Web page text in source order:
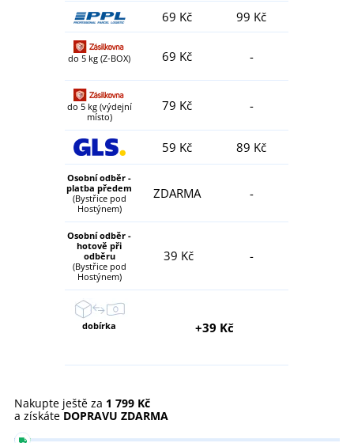
69 Kč
99 Kč
do 5 kg (Z-BOX) 69 Kč -
do 5 kg (výdejní
místo)
79 Kč -
59 Kč 89 Kč
Osobní odběr -
platba předem
(Bystřice pod
Hostýnem)
ZDARMA -
Osobní odběr -
hotově při
odběru
(Bystřice pod
Hostýnem)
39 Kč -
dobírka +39 Kč
Nakupte ještě za 1 799 Kč
a získáte DOPRAVU ZDARMA